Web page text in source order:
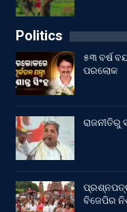
Politics
୫୩ ବର୍ଷ
ପରଲୋକ
ରାଜନୀତିରୁ
ବିଜେପିର